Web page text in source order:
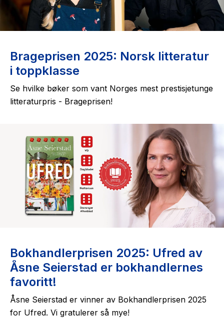
Brageprisen 2025: Norsk litteratur
i toppklasse
Se hvilke bøker som vant Norges mest prestisjetunge
litteraturpris - Brageprisen!
Bokhandlerprisen 2025: Ufred av
Åsne Seierstad er bokhandlernes
favoritt!
Åsne Seierstad er vinner av Bokhandlerprisen 2025
for Ufred. Vi gratulerer så mye!